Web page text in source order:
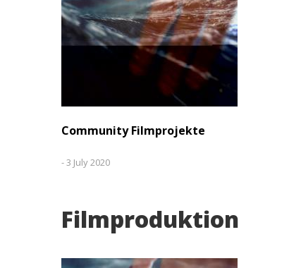
Community Filmprojekte
-3 July 2020
Filmproduktion